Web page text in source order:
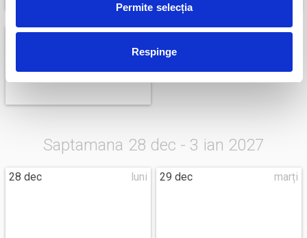
Permite selecția
Respinge
27 dec duminică
Saptamana 28 dec - 3 ian 2027
28 dec luni 29 dec marți